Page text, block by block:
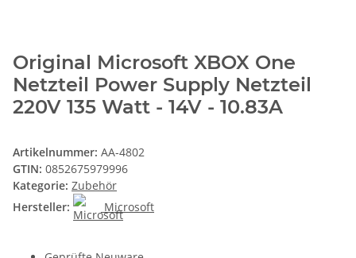
Original Microsoft XBOX One
Netzteil Power Supply Netzteil
220V 135 Watt - 14V - 10.83A
Artikelnummer: AA-4802
GTIN: 0852675979996
Kategorie: Zubehör
Hersteller:
Microsoft